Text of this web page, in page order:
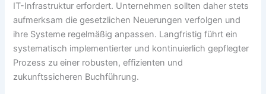
IT-Infrastruktur erfordert. Unternehmen sollten daher stets
aufmerksam die gesetzlichen Neuerungen verfolgen und
ihre Systeme regelmäßig anpassen. Langfristig führt ein
systematisch implementierter und kontinuierlich gepflegter
Prozess zu einer robusten, effizienten und
zukunftssicheren Buchführung.